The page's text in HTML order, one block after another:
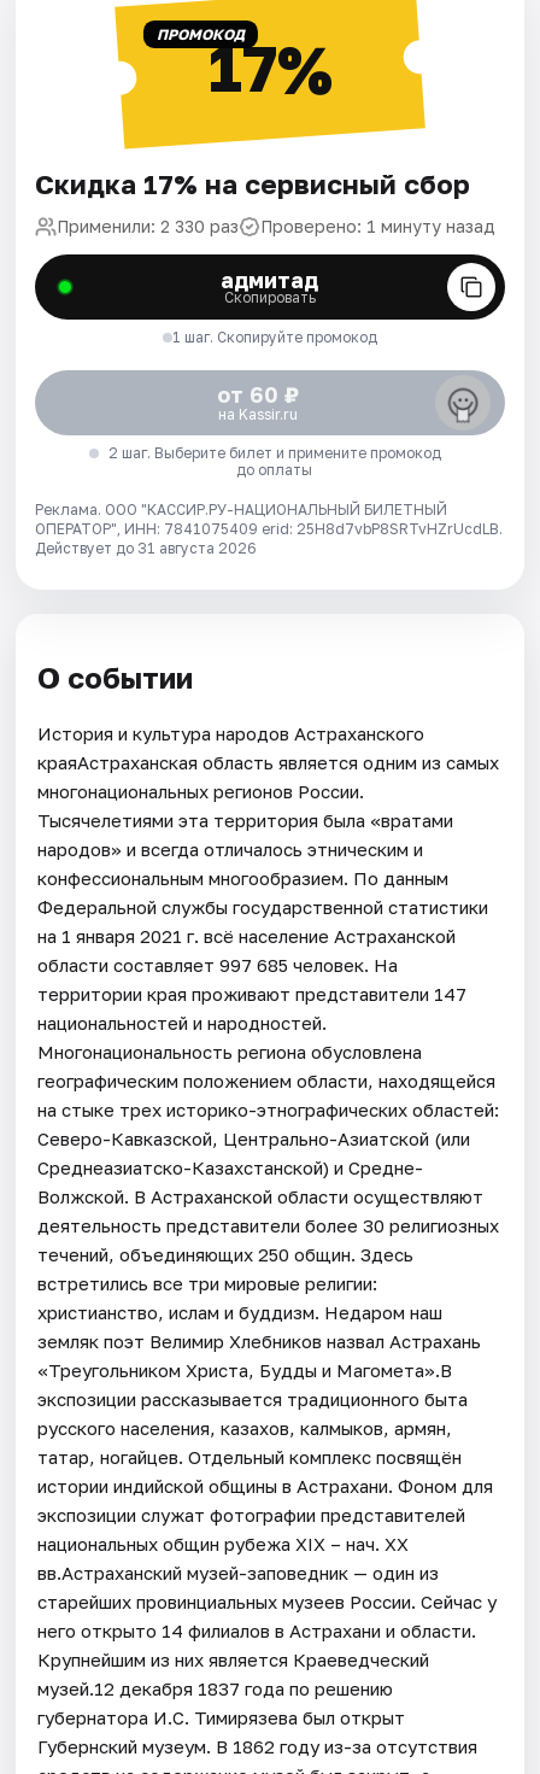
ПРОМОКОД17%
Скидка 17% на сервисный сбор
Применили: 2 330 раз Проверено: 1 минуту назад
адмитад
Скопировать
1 шаг. Скопируйте промокод
от 60 ₽
на Kassir.ru
2 шаг. Выберите билет и примените промокод
до оплаты
Реклама. ООО "КАССИР.РУ-НАЦИОНАЛЬНЫЙ БИЛЕТНЫЙ
ОПЕРАТОР", ИНН: 7841075409 erid: 25H8d7vbP8SRTvHZrUcdLB.
Действует до 31 августа 2026
О событии
История и культура народов Астраханского
краяАстраханская область является одним из самых
многонациональных регионов России.
Тысячелетиями эта территория была «вратами
народов» и всегда отличалось этническим и
конфессиональным многообразием. По данным
Федеральной службы государственной статистики
на 1 января 2021 г. всё население Астраханской
области составляет 997 685 человек. На
территории края проживают представители 147
национальностей и народностей.
Многонациональность региона обусловлена
географическим положением области, находящейся
на стыке трех историко-этнографических областей:
Северо-Кавказской, Центрально-Азиатской (или
Среднеазиатско-Казахстанской) и Средне-
Волжской. В Астраханской области осуществляют
деятельность представители более 30 религиозных
течений, объединяющих 250 общин. Здесь
встретились все три мировые религии:
христианство, ислам и буддизм. Недаром наш
земляк поэт Велимир Хлебников назвал Астрахань
«Треугольником Христа, Будды и Магомета».В
экспозиции рассказывается традиционного быта
русского населения, казахов, калмыков, армян,
татар, ногайцев. Отдельный комплекс посвящён
истории индийской общины в Астрахани. Фоном для
экспозиции служат фотографии представителей
национальных общин рубежа XIX – нач. XX
вв.Астраханский музей-заповедник — один из
старейших провинциальных музеев России. Сейчас у
него открыто 14 филиалов в Астрахани и области.
Крупнейшим из них является Краеведческий
музей.12 декабря 1837 года по решению
губернатора И.С. Тимирязева был открыт
Губернский музеум. В 1862 году из-за отсутствия